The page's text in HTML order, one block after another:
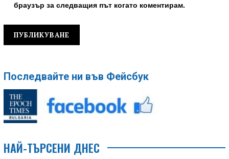
браузър за следващия път когато коментирам.
Последвайте ни във Фейсбук
НАЙ-ТЪРСЕНИ ДНЕС